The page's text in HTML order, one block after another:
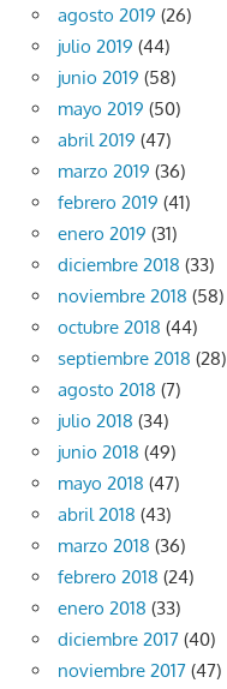
agosto 2019 (26)
julio 2019 (44)
junio 2019 (58)
mayo 2019 (50)
abril 2019 (47)
marzo 2019 (36)
febrero 2019 (41)
enero 2019 (31)
diciembre 2018 (33)
noviembre 2018 (58)
octubre 2018 (44)
septiembre 2018 (28)
agosto 2018 (7)
julio 2018 (34)
junio 2018 (49)
mayo 2018 (47)
abril 2018 (43)
marzo 2018 (36)
febrero 2018 (24)
enero 2018 (33)
diciembre 2017 (40)
noviembre 2017 (47)